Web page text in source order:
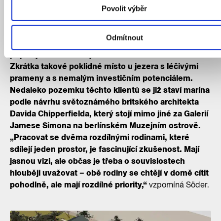
Povolit výběr
Odmítnout
Stále častěji mě oslovují klienti mimo hlavní město.
Každá spolková země má ale vlastní stavební zákon,
komentuje Söder. Malebné městečko Bad Saarow
Zkrátka takové poklidné místo u jezera s léčivými
prameny a s nemalým investičním potenciálem.
Nedaleko pozemku těchto klientů se již staví marína
podle návrhu světoznámého britského architekta
Davida Chipperfielda, který stojí mimo jiné za Galerií
Jamese Simona na berlínském Muzejním ostrově.
„Pracovat se dvěma rozdílnými rodinami, které
sdílejí jeden prostor, je fascinující zkušenost. Mají
jasnou vizi, ale občas je třeba o souvislostech
hlouběji uvažovat – obě rodiny se chtějí v domě cítit
pohodlně, ale mají rozdílné priority,“vzpomíná Söder.